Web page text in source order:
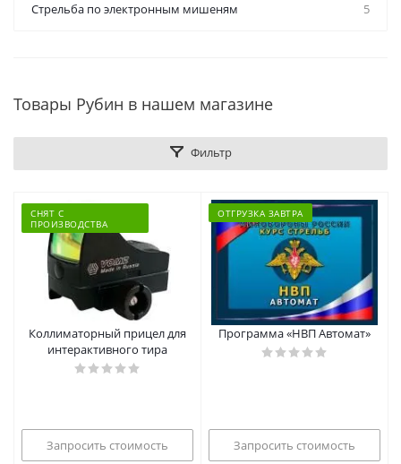
Стрельба по электронным мишеням
5
Товары Рубин в нашем магазине
Фильтр
СНЯТ С
ПРОИЗВОДСТВА
Коллиматорный прицел для
интерактивного тира
Запросить стоимость
ОТГРУЗКА ЗАВТРА
Программа «НВП Автомат»
Запросить стоимость